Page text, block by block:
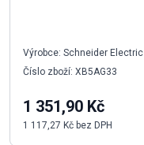
Výrobce: Schneider Electric
Číslo zboží: XB5AG33
1 351,90 Kč
1 117,27 Kč bez DPH